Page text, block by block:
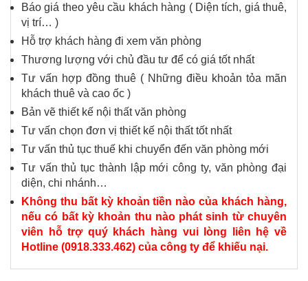
Báo giá theo yêu cầu khách hàng ( Diện tích, giá thuê,
vị trí… )
Hỗ trợ khách hàng đi xem văn phòng
Thương lượng với chủ đầu tư để có giá tốt nhất
Tư vấn hợp đồng thuê ( Những điều khoản tỏa mãn
khách thuê và cao ốc )
Bản vẽ thiết kế nội thất văn phòng
Tư vấn chọn đơn vị thiết kế nội thất tốt nhất
Tư vấn thủ tục thuế khi chuyển đến văn phòng mới
Tư vấn thủ tục thành lập mới công ty, văn phòng đại
diện, chi nhánh…
Không thu bất kỳ khoản tiền nào của khách hàng,
nếu có bất kỳ khoản thu nào phát sinh từ chuyên
viên hỗ trợ quý khách hàng vui lòng liên hệ về
Hotline (0918.333.462) của công ty để khiếu nại.